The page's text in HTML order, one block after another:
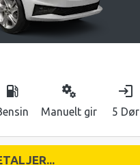
local_gas_station miscellaneous_services
Manuelt gir
login
5 Dør